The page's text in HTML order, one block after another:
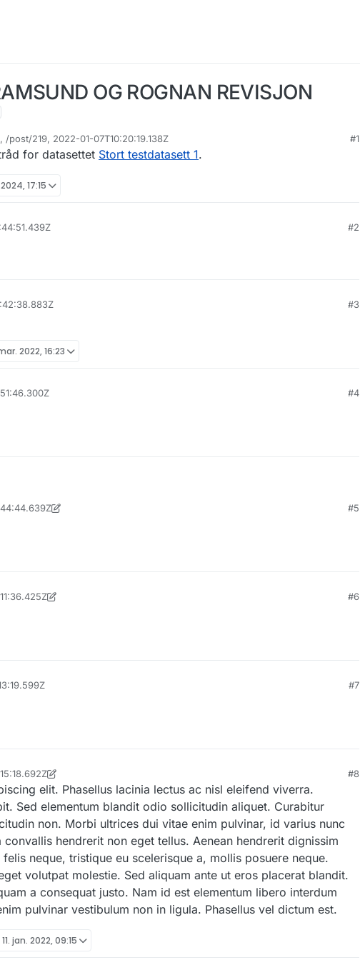
OG ROGNAN REVISJON
post/219, 2022-01-07T10:20:19.138Z #1
for datasettet Stort testdatasett 1.
17:15
#2
#3
2022, 16:23
#4
#5
#6
#7
#8
elit. Phasellus lacinia lectus ac nisl eleifend viverra.
Sed elementum blandit odio sollicitudin aliquet. Curabitur
non. Morbi ultrices dui vitae enim pulvinar, id varius nunc
hendrerit non eget tellus. Aenean hendrerit dignissim
neque, tristique eu scelerisque a, mollis posuere neque.
volutpat molestie. Sed aliquam ante ut eros placerat blandit.
a consequat justo. Nam id est elementum libero interdum
pulvinar vestibulum non in ligula. Phasellus vel dictum est.
11. jan. 2022, 09:15